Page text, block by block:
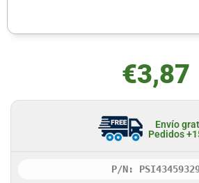
€3,87
Envío
Pedidos
P/N: